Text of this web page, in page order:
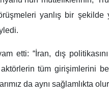
yanlış bir
etti: “İran, dış
tüm girişimlerini
da aynı sağlamlıkta